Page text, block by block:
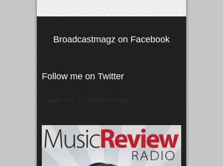
Broadcastmagz on Facebook
Follow me on Twitter